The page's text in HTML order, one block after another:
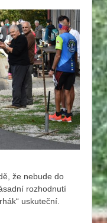
že nebude do
rozhodnutí
uskuteční.